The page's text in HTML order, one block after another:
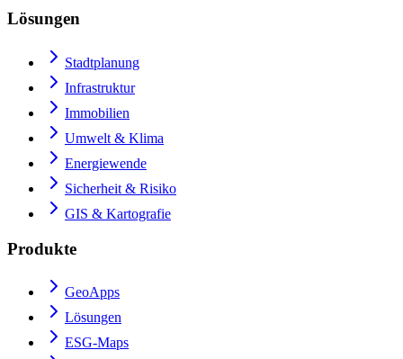
Lösungen
Stadtplanung
Infrastruktur
Immobilien
Umwelt & Klima
Energiewende
Sicherheit & Risiko
GIS & Kartografie
Produkte
GeoApps
Lösungen
ESG-Maps